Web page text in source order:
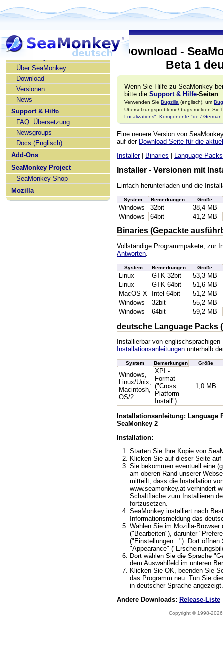
SeaMonkey deutsch
Über SeaMonkey
Download
Versionen
News
Support & Hilfe
FAQ: Übersetzung
Newsgroups
Docs (Englisch)
Add-Ons
SeaMonkey Project
SeaMonkey Shop
Mozilla
Download -
Beta 1
Wenn Sie Hilfe zu SeaMonkey
bitte die Support & Hilfe-Seiten
Verwenden Sie Bugzilla (englisch), um
Übersetzungsprobleme/-bugs melden Sie
Localizations", Komponente "de / German
Eine neuere Version von
auf der Download-Seite für die
Installer| Binaries | Language Packs
Installer - Versionen mit
Einfach herunterladen und die
System Bemerkungen Größe
Windows 32bit
38,4 MB
Windows
64bit 41,2 MB
Binaries (Gepackte
Vollständige Programmpakete, zur
Antworten.
System Bemerkungen Größe
Linux GTK 32bit
53,3 MB
Linux
GTK 64bit
51,6 MB
MacOS X
Intel 64bit
51,2 MB
Windows
32bit
55,2 MB
Windows
64bit 59,2 MB
deutsche Language Packs
Installierbar von
Installationsanleitungen unterhalb
System Bemerkungen Größe
Windows,
Linux/Unix,
Macintosh,
OS/2
XPI -
Format
("Cross
Platform
Install")
1,0 MB
Installationsanleitung: Language
SeaMonkey 2
Installation:
Starten Sie Ihre Kopie von
Klicken Sie auf dieser Seite
Sie bekommen eventuell eine
am oberen Rand unserer
mitteilt, dass die Installation
www.seamonkey.at verhindert
Schaltfläche zum Installieren
fortzusetzen.
SeaMonkey installiert nach
Informationsmeldung das
Wählen Sie im Mozilla-Browser
("Bearbeiten"), darunter
("Einstellungen..."). Dort öffnen
"Appearance"
Dort wählen Sie die Sprache
dem Auswahlfeld im unteren
Klicken Sie OK, beenden Sie
das Programm neu. Tun Sie
in deutscher Sprache angezeigt.
Andere Downloads: Release-Liste
Copyright © 1998-